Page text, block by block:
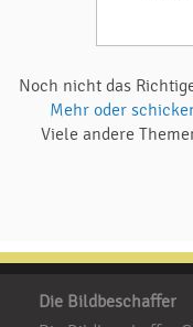
Noch nicht das
Mehr oder
Viele andere
Die Bildbeschaffer